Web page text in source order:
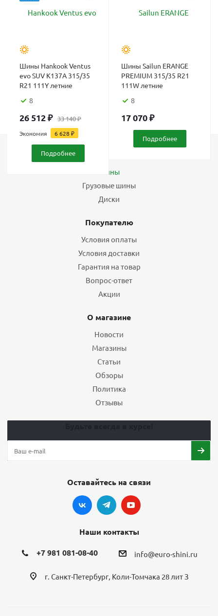
Шины Hankook Ventus
evo SUV K137A 315/35
R21 111Y летние
8
26 512₽ 33 140₽
Экономия 6 628 ₽
Подробнее
Шины Sailun ERANGE
PREMIUM 315/35 R21
111W летние
8
17 070₽
Подробнее
Шины
Грузовые шины
Диски
Покупателю
Условия оплаты
Условия доставки
Гарантия на товар
Вопрос-ответ
Акции
О магазине
Новости
Магазины
Статьи
Обзоры
Политика
Отзывы
Оставайтесь на связи
Наши контакты
+7 981 081-08-40 info@euro-shini.ru
г. Санкт-Петербург, Коли-Томчака 28 лит З